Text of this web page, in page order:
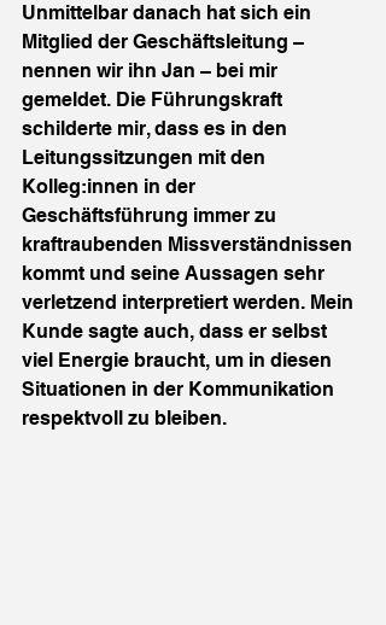
Unmittelbar danach hat sich ein
Mitglied der Geschäftsleitung –
nennen wir ihn Jan – bei mir
gemeldet. Die Führungskraft
schilderte mir, dass es in den
Leitungssitzungen mit den
Kolleg:innen in der
Geschäftsführung immer zu
kraftraubenden Missverständnissen
kommt und seine Aussagen sehr
verletzend interpretiert werden. Mein
Kunde sagte auch, dass er selbst
viel Energie braucht, um in diesen
Situationen in der Kommunikation
respektvoll zu bleiben.